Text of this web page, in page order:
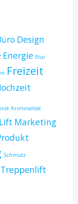
Design
Energie Etui
Freizeit
Kriminalität
Lift Marketing
Schmutz
Treppenlift